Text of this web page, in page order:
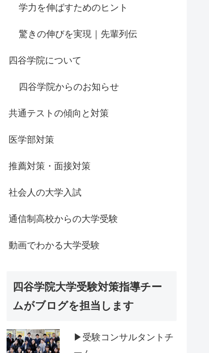
学力を伸ばすためのヒント
驚きの伸びを実現｜先輩列伝
四谷学院について
四谷学院からのお知らせ
共通テストの傾向と対策
医学部対策
推薦対策・面接対策
社会人の大学入試
通信制高校からの大学受験
動画でわかる大学受験
四谷学院大学受験対策指導チー
ムがブログを担当します
▶受験コンサルタントチ